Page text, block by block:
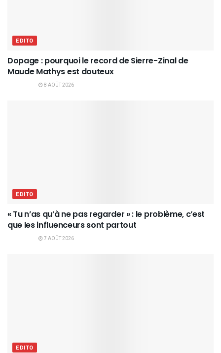
EDITO
Dopage : pourquoi le record de Sierre-Zinal de
Maude Mathys est douteux
8 AOÛT 2026
EDITO
« Tu n’as qu’à ne pas regarder » : le problème, c’est
que les influenceurs sont partout
7 AOÛT 2026
EDITO